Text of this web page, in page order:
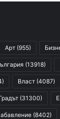
Арт (955)
(13918)
Власт (4087)
(31300)
(8402)